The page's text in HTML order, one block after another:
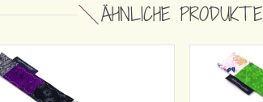
ÄHNLICHE PRODUKTE